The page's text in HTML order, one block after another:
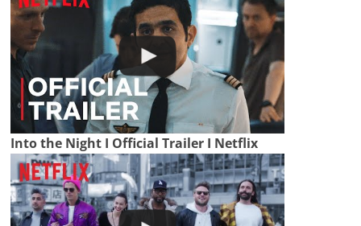
Into the Night I Official Trailer I Netflix